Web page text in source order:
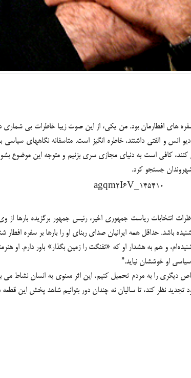
صدای ربنای شجریان همواره میهمان سفره های افطارمان بود. من یکی، از این
و الفتی داشتند، خاطره انگیز است. متاسفانه نگاههای سیاسی
کافی است به دنیای مجازی سری بزنیم و متوجه این موضوع
جستجو کرد.
انتخابات ریاست جمهوری اخیر، رئیس جمهور برگزیده بارها از
باشد. حداقل همه ایرانیان صدای ربنای او را بارها بر سفره
و هم به هشدار او که «تفنگت را زمین بگذار» باور دارم. او
او خوششان نیاید.”
را به مردم تحمیل کنیم، این اثر معنوی به انسان نشاط می
نظر کند، تا سالیان نه چندان دور بتوانیم شاهد پخش این قطعه